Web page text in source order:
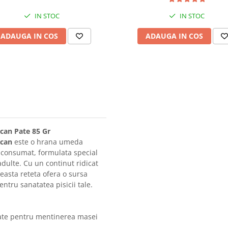
IN STOC
ADAUGA IN COS
IN STOC
ADAUGA IN COS
Pate 85 Gr
este o hrana umeda
formulata special
Cu un continut ridicat
reteta ofera o sursa
sanatatea pisicii tale.
pentru mentinerea masei